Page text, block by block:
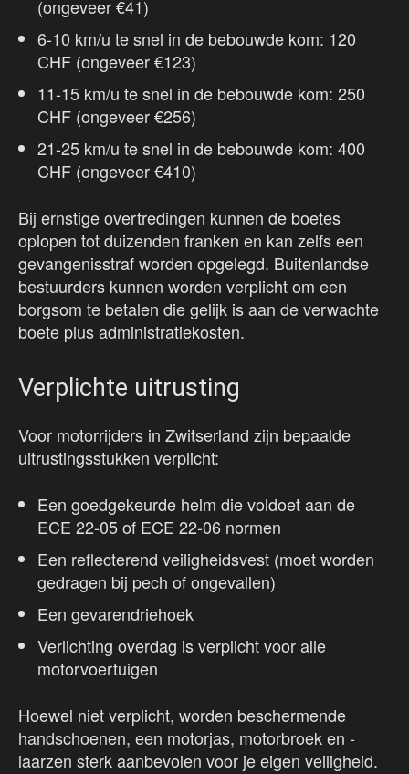
(ongeveer €41)
6-10 km/u te snel in de bebouwde kom: 120
CHF (ongeveer €123)
11-15 km/u te snel in de bebouwde kom: 250
CHF (ongeveer €256)
21-25 km/u te snel in de bebouwde kom: 400
CHF (ongeveer €410)
Bij ernstige overtredingen kunnen de boetes
oplopen tot duizenden franken en kan zelfs een
gevangenisstraf worden opgelegd. Buitenlandse
bestuurders kunnen worden verplicht om een
borgsom te betalen die gelijk is aan de verwachte
boete plus administratiekosten.
Verplichte uitrusting
Voor motorrijders in Zwitserland zijn bepaalde
uitrustingsstukken verplicht:
Een goedgekeurde helm die voldoet aan de
ECE 22-05 of ECE 22-06 normen
Een reflecterend veiligheidsvest (moet worden
gedragen bij pech of ongevallen)
Een gevarendriehoek
Verlichting overdag is verplicht voor alle
motorvoertuigen
Hoewel niet verplicht, worden beschermende
handschoenen, een motorjas, motorbroek en -
laarzen sterk aanbevolen voor je eigen veiligheid.